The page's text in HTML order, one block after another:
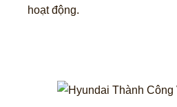
hoạt động.